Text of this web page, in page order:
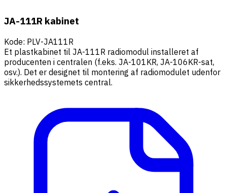
JA-111R kabinet
Kode: PLV-JA111R
Et plastkabinet til JA-111R radiomodul installeret af
producenten i centralen (f.eks. JA-101KR, JA-106KR-sat,
osv.). Det er designet til montering af radiomodulet udenfor
sikkerhedssystemets central.